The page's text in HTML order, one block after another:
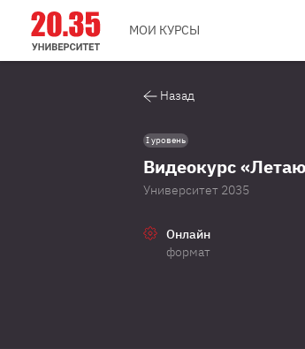
МОИ КУРСЫ
Назад
I уровень
Видеокурс
Университет 2035
Онлайн
формат